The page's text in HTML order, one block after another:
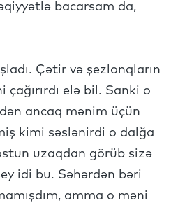
bacarsam da,
Çətir və şezlonqların
çağırırdı elə bil. Sanki o
ancaq mənim üçün
kimi səslənirdi o dalğa
uzaqdan görüb sizə
idi bu. Səhərdən bəri
amma o məni